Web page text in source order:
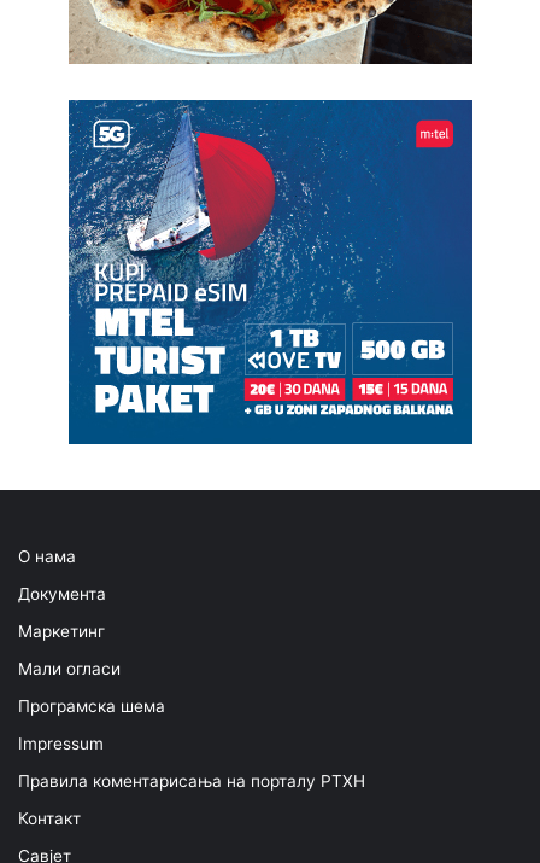
О нама
Документа
Маркетинг
Мали огласи
Програмска шема
Impressum
Правила коментарисања на порталу РТХН
Контакт
Савјет